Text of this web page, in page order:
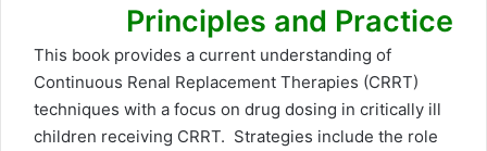
Principles and Practice
This book provides a current understanding of
Continuous Renal Replacement Therapies (CRRT)
techniques with a focus on drug dosing in critically ill
children receiving CRRT. Strategies include the role